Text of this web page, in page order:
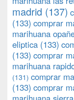
madrid (137)
(133) comprar
marihuana
eliptica (133)
(133) comprar
marihuana
(131) comprar
(133) comprar